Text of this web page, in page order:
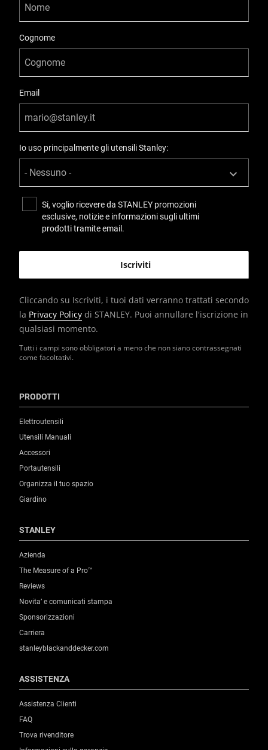
Tutti i campi sono obbligatori a meno che non siano contrassegnati
come facoltativi.
Cognome
Email
Io uso principalmente gli utensili Stanley:
Si, voglio ricevere da STANLEY promozioni
esclusive, notizie e informazioni sugli ultimi
prodotti tramite email.
Cliccando su Iscriviti, i tuoi dati verranno trattati secondo
la Privacy Policy di STANLEY. Puoi annullare l'iscrizione in
qualsiasi momento.
PRODOTTI
Elettroutensili
Utensili Manuali
Accessori
Portautensili
Organizza il tuo spazio
Giardino
STANLEY
Azienda
The Measure of a Pro™
Reviews
Novita’ e comunicati stampa
Sponsorizzazioni
Carriera
stanleyblackanddecker.com
ASSISTENZA
Assistenza Clienti
FAQ
Trova rivenditore